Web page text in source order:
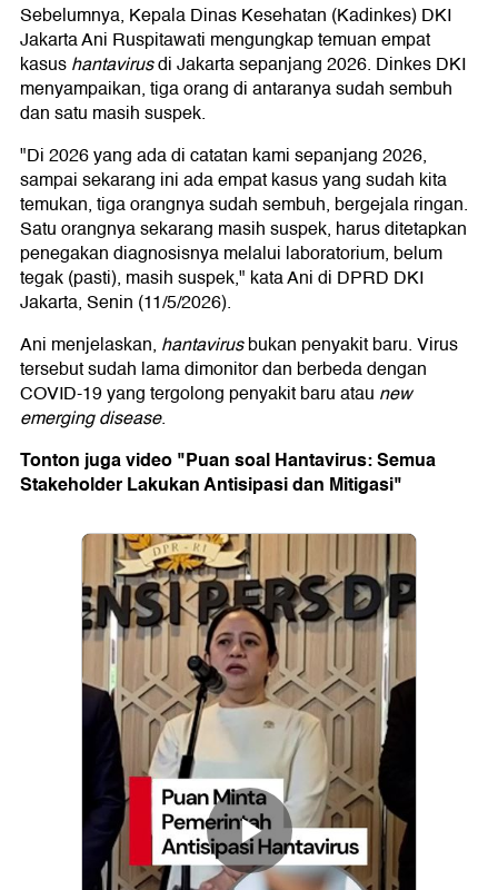
Sebelumnya, Kepala Dinas Kesehatan (Kadinkes) DKI
Jakarta Ani Ruspitawati mengungkap temuan empat
kasushantavirusdi Jakarta sepanjang 2026. Dinkes DKI
menyampaikan, tiga orang di antaranya sudah sembuh
dan satu masih suspek.
"Di 2026 yang ada di catatan kami sepanjang 2026,
sampai sekarang ini ada empat kasus yang sudah kita
temukan, tiga orangnya sudah sembuh, bergejala ringan.
Satu orangnya sekarang masih suspek, harus ditetapkan
penegakan diagnosisnya melalui laboratorium, belum
tegak (pasti), masih suspek," kata Ani di DPRD DKI
Jakarta, Senin (11/5/2026).
Ani menjelaskan, hantavirusbukan penyakit baru. Virus
tersebut sudah lama dimonitor dan berbeda dengan
COVID-19 yang tergolong penyakit baru atau new
emerging disease.
Tonton juga video "Puan soal Hantavirus: Semua
Stakeholder Lakukan Antisipasi dan Mitigasi"